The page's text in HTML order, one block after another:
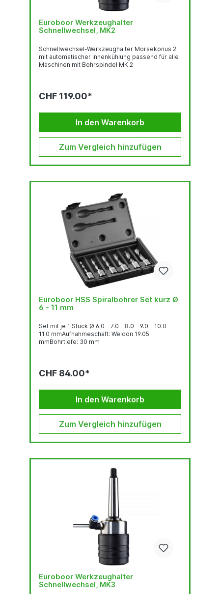
Euroboor Werkzeughalter
Schnellwechsel, MK2
Schnellwechsel-Werkzeughalter Morsekonus 2
mit automatischer Innenkühlung passend für alle
Maschinen mit Bohrspindel MK 2
CHF 119.00*
In den Warenkorb
Zum Vergleich hinzufügen
Euroboor HSS Spiralbohrer Set kurz Ø
6 - 11 mm
Set mit je 1 Stück Ø 6.0 - 7.0 - 8.0 - 9.0 - 10.0 -
11.0 mmAufnahmeschaft: Weldon 19.05
mmBohrtiefe: 30 mm
CHF 84.00*
In den Warenkorb
Zum Vergleich hinzufügen
Euroboor Werkzeughalter
Schnellwechsel, MK3